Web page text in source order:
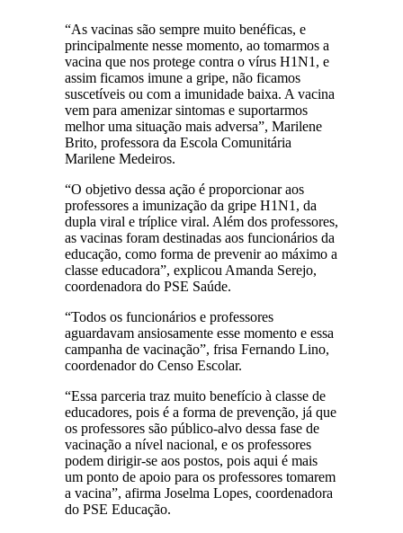
“As vacinas são sempre muito benéficas, e
principalmente nesse momento, ao tomarmos a
vacina que nos protege contra o vírus H1N1, e
assim ficamos imune a gripe, não ficamos
suscetíveis ou com a imunidade baixa. A vacina
vem para amenizar sintomas e suportarmos
melhor uma situação mais adversa”, Marilene
Brito, professora da Escola Comunitária
Marilene Medeiros.
“O objetivo dessa ação é proporcionar aos
professores a imunização da gripe H1N1, da
dupla viral e tríplice viral. Além dos professores,
as vacinas foram destinadas aos funcionários da
educação, como forma de prevenir ao máximo a
classe educadora”, explicou Amanda Serejo,
coordenadora do PSE Saúde.
“Todos os funcionários e professores
aguardavam ansiosamente esse momento e essa
campanha de vacinação”, frisa Fernando Lino,
coordenador do Censo Escolar.
“Essa parceria traz muito benefício à classe de
educadores, pois é a forma de prevenção, já que
os professores são público-alvo dessa fase de
vacinação a nível nacional, e os professores
podem dirigir-se aos postos, pois aqui é mais
um ponto de apoio para os professores tomarem
a vacina”, afirma Joselma Lopes, coordenadora
do PSE Educação.